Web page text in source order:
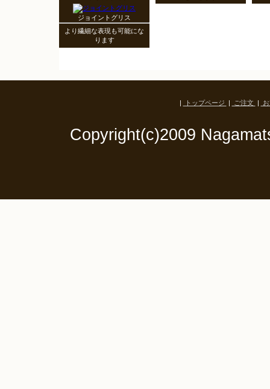
ジョイントグリス
より繊細な表現も可能にな
ります
| トップページ | ご注文 |
Copyright(c)2009